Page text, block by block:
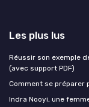
Les plus lus
Réussir son exemple
(avec support PDF)
Comment se préparer
Indra Nooyi, une